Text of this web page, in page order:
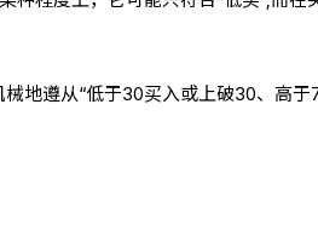
地遵从“低于30买入或上破30、高于